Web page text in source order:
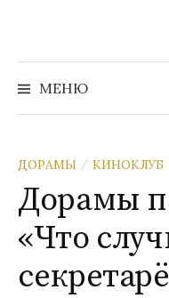
содержимому
МЕНЮ
ДОРАМЫ / КИНОКЛУБ
Дорамы
«Что